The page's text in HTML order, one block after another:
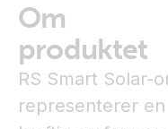
Om
produktet
RS Smart Solar-
representerer